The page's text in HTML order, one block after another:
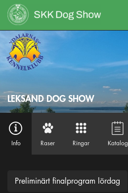
LEKSAND DOG SHOW
Info Raser Ringar Katalog
Preliminärt finalprogram lördag